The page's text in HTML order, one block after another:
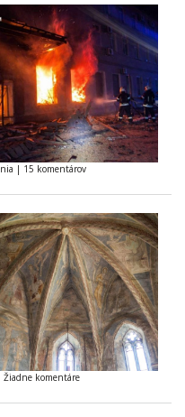
| 15 komentárov
Žiadne komentáre